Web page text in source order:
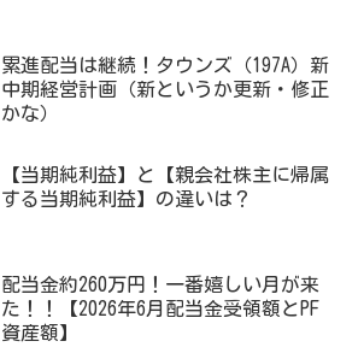
累進配当は継続！タウンズ（197A）新
中期経営計画（新というか更新・修正
かな）
【当期純利益】と【親会社株主に帰属
する当期純利益】の違いは？
配当金約260万円！一番嬉しい月が来
た！！【2026年6月配当金受領額とPF
資産額】